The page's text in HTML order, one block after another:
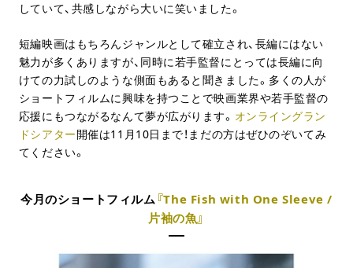
していて、共感しながら大いに笑いました。
短編映画はもちろんジャンルとして確立され、長編にはない
魅力が多くありますが、同時に若手監督にとっては長編に向
けての力試しのような側面もあると聞きました。多くの人が
ショートフィルムに興味を持つことで映画業界や若手監督の
応援にもつながるなんて夢が広がります。 オンライングラン
ドシアター開催は11月10日まで！まだの方はぜひのぞいてみ
てください。
今月のショートフィルム 『The Fish with One Sleeve /
片袖の魚』